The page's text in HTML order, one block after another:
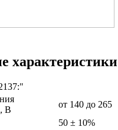
характеристики
В
от 140 до 265
50 ± 10%